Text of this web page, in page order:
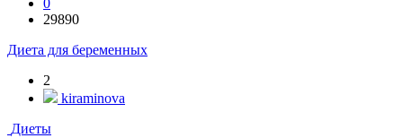
0
29890
Диета для беременных
2
kiraminova
Диеты